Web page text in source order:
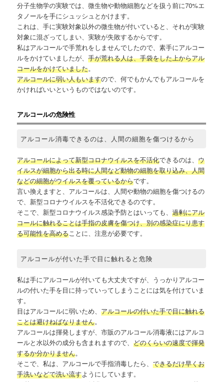
分子生物学の実験では、微生物や動物細胞などを扱う前に70%エ
タノールを手にシュッシュとかけます。
これは、手に実験対象以外の微生物が付いていると、それが実験
対象に混ざってしまい、実験が失敗するからです。
私はアルコールで手荒れをしませんでしたので、素手にアルコー
ルをかけていましたが、手が荒れる人は、手袋をした上からアル
コールをかけていました。
アルコールに弱い人もいますので、何でもかんでもアルコールを
かければいいというものではないのです。
アルコールの危険性
アルコール消毒できるのは、人間の細胞を傷つけるから
アルコールによって新型コロナウイルスを不活化できるのは、ウ
イルスが細胞から出る時に人間など動物の細胞を取り込み、人間
などの細胞がウイルスを覆っているからです。
言い換えますと、アルコールは、人間や動物の細胞を傷つけるの
で、新型コロナウイルスを不活化できるのです。
そこで、新型コロナウイルス感染予防とはいっても、過剰にアル
コールに触れることは手指の皮膚を傷つけ、別の感染症にり患す
る可能性を高めることに、注意が必要です。
アルコールが付いた手で目に触れると危険
私は手にアルコールが付いても大丈夫ですが、うっかりアルコー
ルの付いた手を目に持っていってしまうことには気を付けていま
す。
目はアルコールに弱いため、アルコールの付いた手で目に触れる
ことは避けねばなりません。
アルコールは揮発しますが、市販のアルコール消毒液にはアルコ
ールと水以外の成分も含まれますので、どのくらいの速度で揮発
するか分かりません。
そこで、私は、アルコールで手指消毒したら、できるだけ早くお
手洗いなどで洗い流すようにしています。